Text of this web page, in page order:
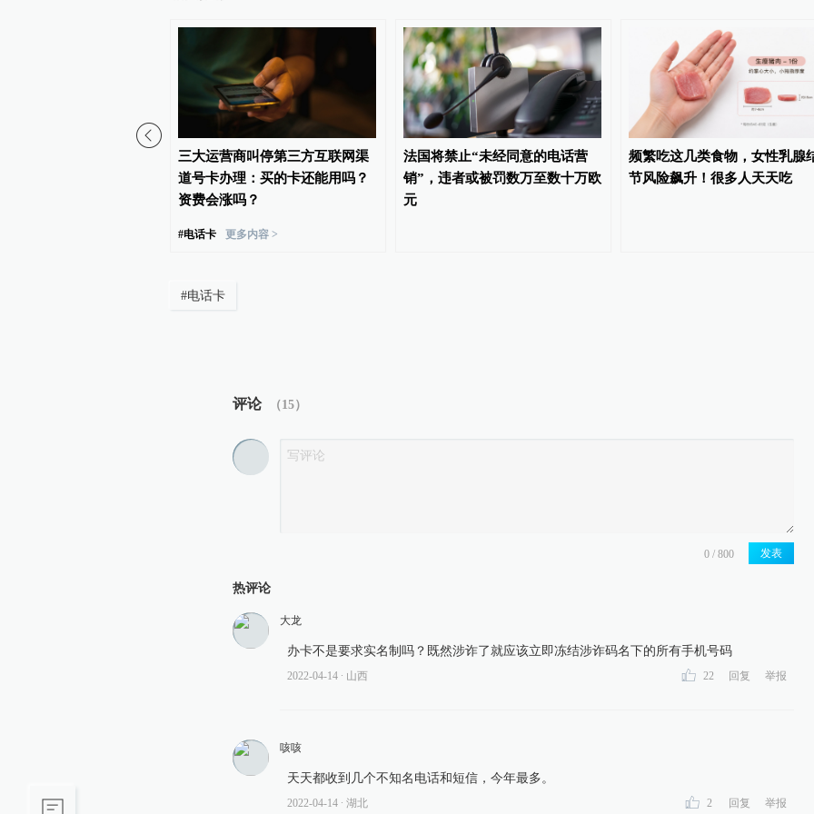
三大运营商叫停第三方互联网渠
道号卡办理：买的卡还能用吗？
资费会涨吗？
#电话卡 更多内容 >
法国将禁止“未经同意的电话营
销”，违者或被罚数万至数十万欧
元
频繁吃这几类食物，女性乳腺
节风险飙升！很多人天天吃
#电话卡
评论 （15）
发表
热评论
大龙
办卡不是要求实名制吗？既然涉诈了就应该立即冻结涉诈码名下的所有手机号码
2022-04-14 ∙ 山西 22 回复 举报
咳咳
天天都收到几个不知名电话和短信，今年最多。
2022-04-14 ∙ 湖北 2 回复 举报